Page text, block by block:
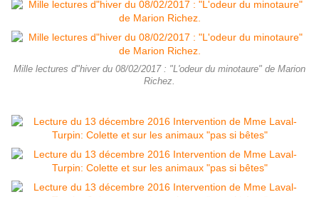
Mille lectures d"hiver du 08/02/2017 : "L'odeur du minotaure" de Marion
Richez.